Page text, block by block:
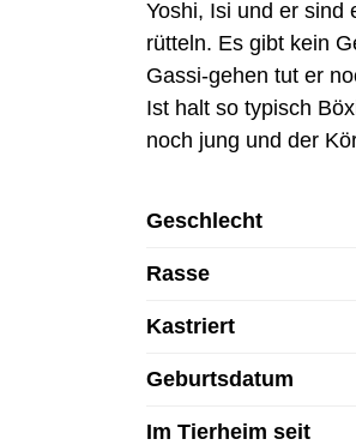
Yoshi, Isi und er sind
rütteln. Es gibt kein
Gassi-gehen tut er
Ist halt so typisch
noch jung und der
Geschlecht
Rasse
Kastriert
Geburtsdatum
Im Tierheim seit